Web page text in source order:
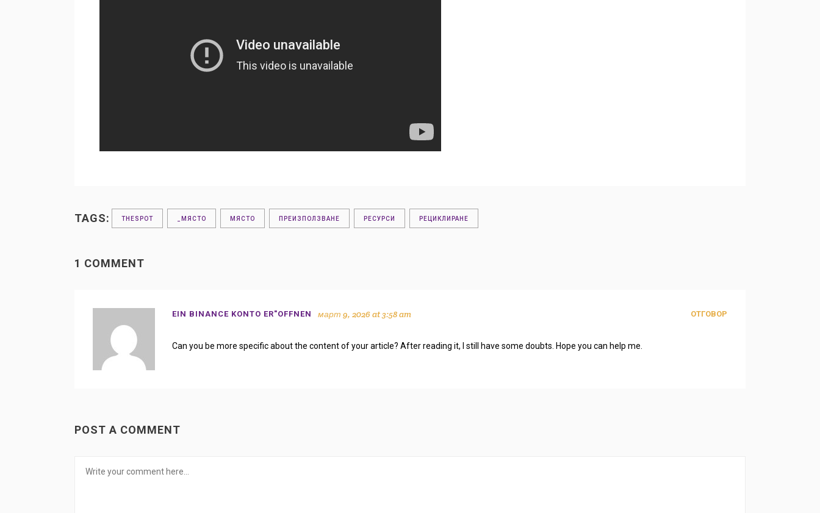
TAGS: THESPOT _МЯСТО МЯСТО ПРЕИЗПОЛЗВАНЕ РЕСУРСИ РЕЦИКЛИРАНЕ
1 COMMENT
EIN BINANCE KONTO ER"OFFNEN март 9, 2026 at 3:58 am ОТГОВОР
Can you be more specific about the content of your article? After reading it, I still have some doubts. Hope you can help me.
POST A COMMENT